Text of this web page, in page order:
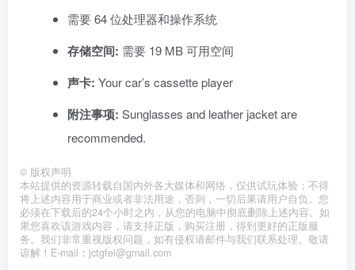
需要 64 位处理器和操作系统
存储空间: 需要 19 MB 可用空间
声卡: Your car’s cassette player
附注事项: Sunglasses and leather jacket are
recommended.
© 版权声明
本站提供的资源转载自国内外各大媒体和网络，仅供试玩体验；不得
将上述内容用于商业或者非法用途，否则，一切后果请用户自负。您
必须在下载后的24个小时之内，从您的电脑中彻底删除上述内容。如
果您喜欢该游戏内容，请支持正版，购买注册，得到更好的正版服
务。我们非常重视版权问题，如有侵权请邮件与我们联系处理。敬请
谅解！E-mail：jctgfei@gmail.com